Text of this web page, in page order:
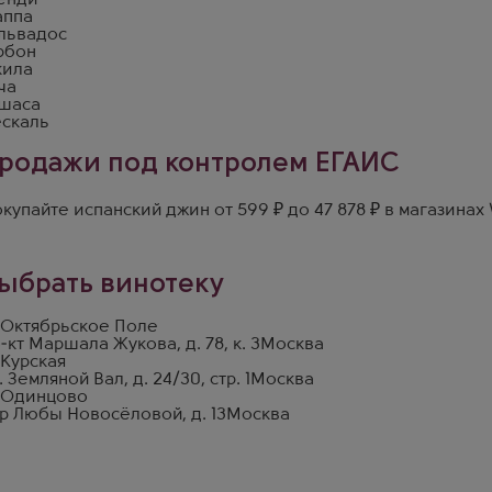
под контролем ЕГАИС
испанский джин от 599 ₽ до 47 878 ₽ в
винотеку
Поле
кт Маршала Жукова, д. 78, к. 3 Москва
Земляной Вал, д. 24/30, стр. 1
Москва
Любы Новосёловой, д. 13 Москва